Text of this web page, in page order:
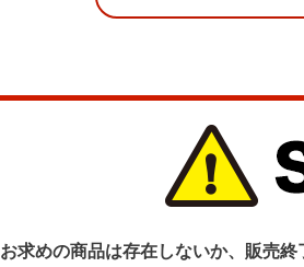
お求めの商品は存在しないか、販売終